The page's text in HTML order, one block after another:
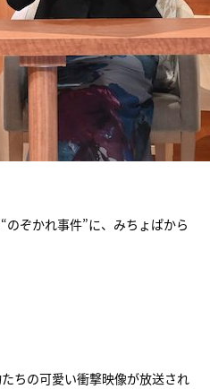
ぞかれ事件”に、みちょぱから
ちの可愛い衝撃映像が放送され